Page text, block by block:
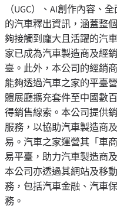
（UGC）、AI創作內容、
的汽車釋出資訊，涵蓋整
夠接觸到龐大且活躍的汽
家已成為汽車製造商及經
臺。此外，本公司的經銷
能夠透過汽車之家的平臺
體展廳擴充套件至中國數
得銷售線索。本公司提供
服務，以協助汽車製造商
易。汽車之家運營其「車
易平臺，助力汽車製造商
本公司亦透過其網站及移
務，包括汽車金融、汽車
務。